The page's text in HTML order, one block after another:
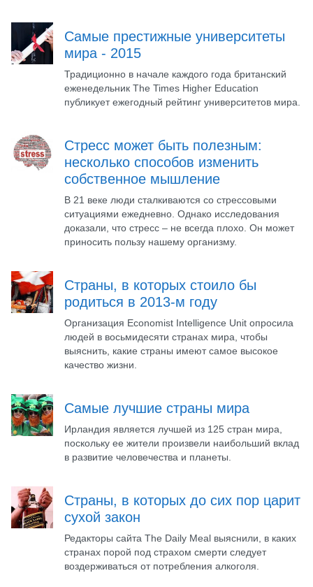
Самые престижные университеты
мира - 2015
Традиционно в начале каждого года британский
еженедельник The Times Higher Education
публикует ежегодный рейтинг университетов мира.
Стресс может быть полезным:
несколько способов изменить
собственное мышление
В 21 веке люди сталкиваются со стрессовыми
ситуациями ежедневно. Однако исследования
доказали, что стресс – не всегда плохо. Он может
приносить пользу нашему организму.
Страны, в которых стоило бы
родиться в 2013-м году
Организация Economist Intelligence Unit опросила
людей в восьмидесяти странах мира, чтобы
выяснить, какие страны имеют самое высокое
качество жизни.
Самые лучшие страны мира
Ирландия является лучшей из 125 стран мира,
поскольку ее жители произвели наибольший вклад
в развитие человечества и планеты.
Страны, в которых до сих пор царит
сухой закон
Редакторы сайта The Daily Meal выяснили, в каких
странах порой под страхом смерти следует
воздерживаться от потребления алкоголя.